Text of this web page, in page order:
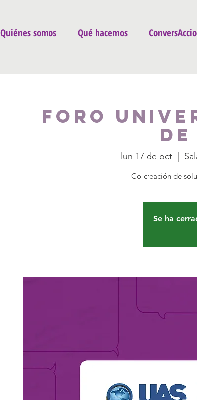
Quiénes somos Qué hacemos
Foro
lun 17 de oct
  |
Co-creación de
Se ha